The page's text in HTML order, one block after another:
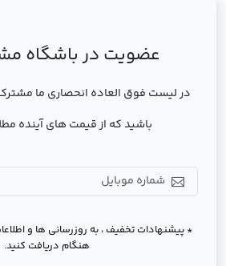
عضویت در باشگاه
در لیست فوق العاده انحصاری ما
باشید که از قیمت های آینده
* پیشنهادات تخفیف ، به روزرسانی ها و
هنگام دریافت کنید.